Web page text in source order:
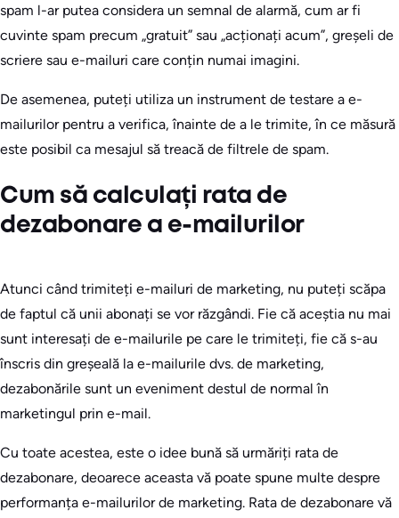
spam l-ar putea considera un semnal de alarmă, cum ar fi
cuvinte spam precum „gratuit” sau „acționați acum”, greșeli de
scriere sau e-mailuri care conțin numai imagini.
De asemenea, puteți utiliza un instrument de testare a e-
mailurilor pentru a verifica, înainte de a le trimite, în ce măsură
este posibil ca mesajul să treacă de filtrele de spam.
Cum să calculați rata de
dezabonare a e-mailurilor
Atunci când trimiteți e-mailuri de marketing, nu puteți scăpa
de faptul că unii abonați se vor răzgândi. Fie că aceștia nu mai
sunt interesați de e-mailurile pe care le trimiteți, fie că s-au
înscris din greșeală la e-mailurile dvs. de marketing,
dezabonările sunt un eveniment destul de normal în
marketingul prin e-mail.
Cu toate acestea, este o idee bună să urmăriți rata de
dezabonare, deoarece aceasta vă poate spune multe despre
performanța e-mailurilor de marketing. Rata de dezabonare vă